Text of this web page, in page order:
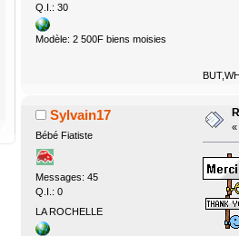
Q.I.: 30
Modèle: 2 500F biens moisies
Sylvain17
Bébé Fiatiste
Messages: 45
Q.I.: 0
LA ROCHELLE
«